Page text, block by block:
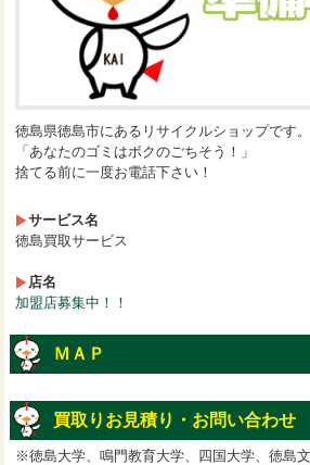
徳島県徳島市にあるリサイクルショップです。
「あなたのゴミはボクのごちそう！」
捨てる前に一度お電話下さい！
サービス名
徳島買取サービス
店名
加盟店募集中！！
ＭＡＰ
買取りお見積り・お問い合わせ
※徳島大学、鳴門教育大学、四国大学、徳島